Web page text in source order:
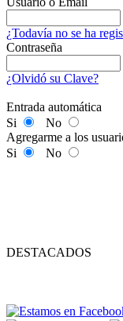
¿Todavía no se ha
Contraseña
¿Olvidó su Clave?
Entrada automática
Si
No
Agregarme a los
Si
No
DESTACADOS